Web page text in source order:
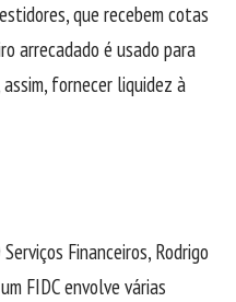
que recebem cotas
arrecadado é usado para
fornecer liquidez à
Financeiros, Rodrigo
FIDC envolve várias